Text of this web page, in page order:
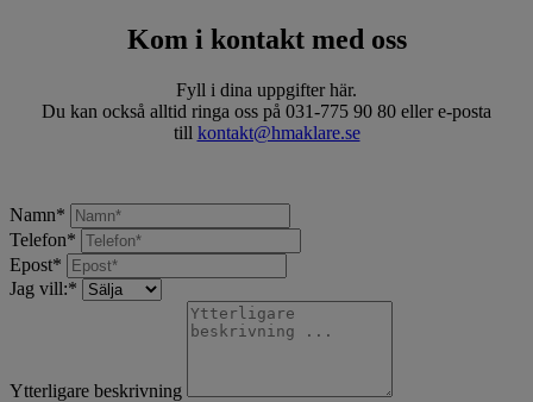
Kom i kontakt med oss
Fyll i dina uppgifter här.
Du kan också alltid ringa oss på 031-775 90 80 eller e-posta
till kontakt@hmaklare.se
Namn*
Telefon*
Epost*
Jag vill:*
Ytterligare beskrivning